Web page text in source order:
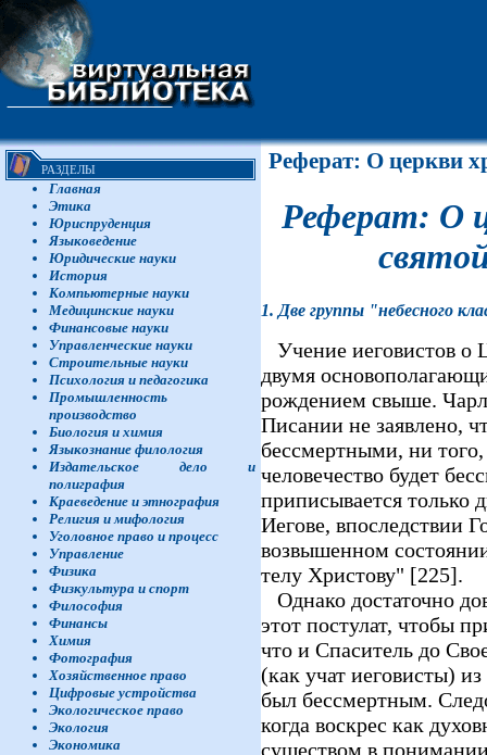
РАЗДЕЛЫ
Главная
Этика
Юриспруденция
Языковедение
Юридические науки
История
Компьютерные науки
Медицинские науки
Финансовые науки
Управленческие науки
Строительные науки
Психология и педагогика
Промышленность
производство
Биология и химия
Языкознание филология
Издательское дело и
полиграфия
Краеведение и этнография
Религия и мифология
Уголовное право и процесс
Управление
Физика
Физкультура и спорт
Философия
Финансы
Химия
Фотография
Хозяйственное право
Цифровые устройства
Экологическое право
Экология
Экономика
Реферат: О церкви
Реферат: О
1. Две группы "небесного
Учение иеговистов о
двумя
рождением свыше.
Писании не заявлено,
бессмертными, ни
человечество будет
приписывается только
Иегове, впоследствии
возвышенном
телу Христову" [225].
Однако достаточно
этот постулат, чтобы
что и Спаситель до
(как учат иеговисты)
был бессмертным.
когда воскрес как
существом в